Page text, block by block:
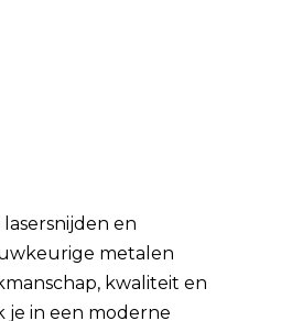
en
metalen
kwaliteit en
je in een moderne